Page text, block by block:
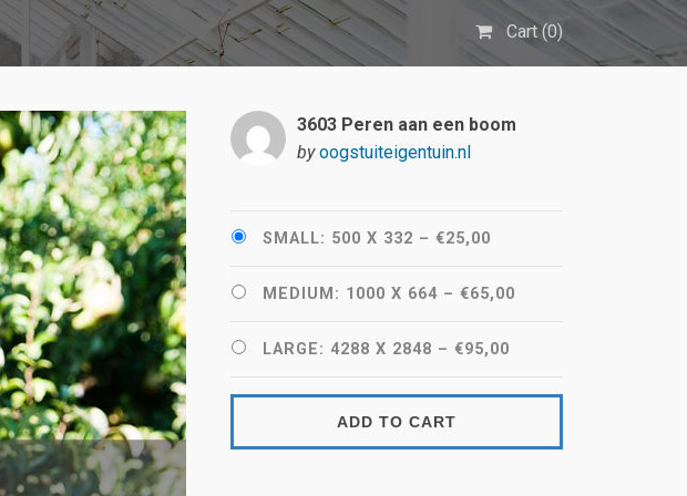
Cart (0)
3603 Peren aan een boom
by oogstuiteigentuin.nl
SMALL: 500 X 332 – €25,00
MEDIUM: 1000 X 664 – €65,00
LARGE: 4288 X 2848 – €95,00
ADD TO CART